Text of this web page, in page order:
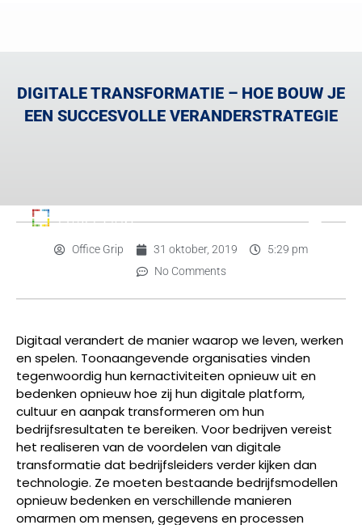
DIGITALE TRANSFORMATIE – HOE BOUW JE
EEN SUCCESVOLLE VERANDERSTRATEGIE
Office Grip 31 oktober, 2019
5:29 pm
No Comments
Digitaal verandert de manier waarop we leven, werken
en spelen. Toonaangevende organisaties vinden
tegenwoordig hun kernactiviteiten opnieuw uit en
bedenken opnieuw hoe zij hun digitale platform,
cultuur en aanpak transformeren om hun
bedrijfsresultaten te bereiken. Voor bedrijven vereist
het realiseren van de voordelen van digitale
transformatie dat bedrijfsleiders verder kijken dan
technologie. Ze moeten bestaande bedrijfsmodellen
opnieuw bedenken en verschillende manieren
omarmen om mensen, gegevens en processen